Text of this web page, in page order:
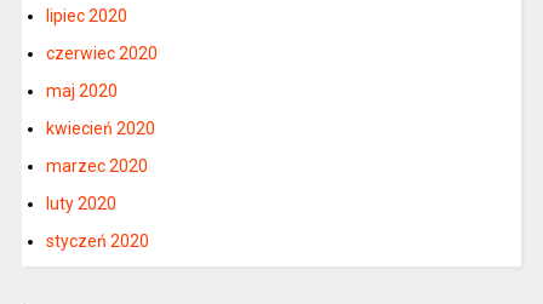
lipiec 2020
czerwiec 2020
maj 2020
kwiecień 2020
marzec 2020
luty 2020
styczeń 2020